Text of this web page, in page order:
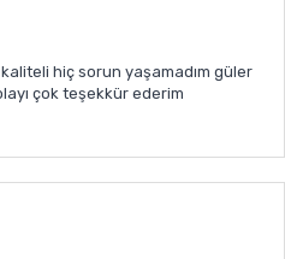
hiç sorun yaşamadım güler
çok teşekkür ederim